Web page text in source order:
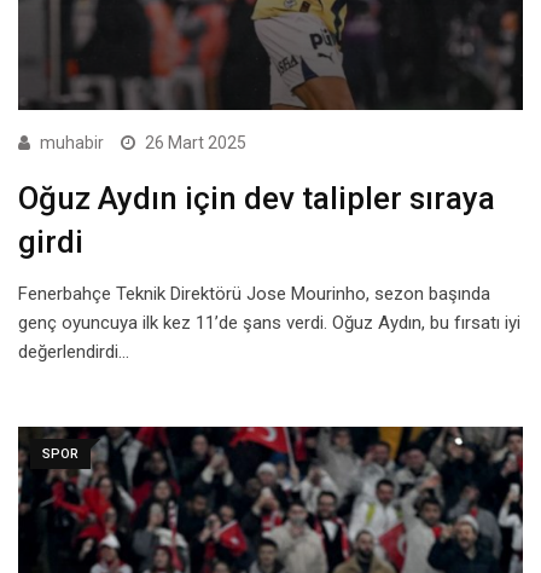
muhabir 26 Mart 2025
Oğuz Aydın için dev talipler sıraya
girdi
Fenerbahçe Teknik Direktörü Jose Mourinho, sezon başında
genç oyuncuya ilk kez 11’de şans verdi. Oğuz Aydın, bu fırsatı iyi
değerlendirdi…
SPOR